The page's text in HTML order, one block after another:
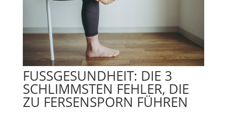
FUSSGESUNDHEIT: DIE 3
SCHLIMMSTEN FEHLER, DIE
ZU FERSENSPORN FÜHREN